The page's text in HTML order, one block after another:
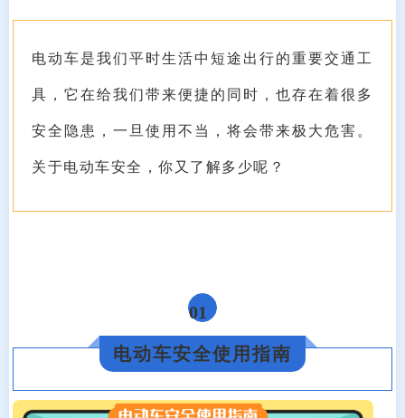
电动车是我们平时生活中短途出行的重要交通工
具，它在给我们带来便捷的同时，也存在着很多
安全隐患，一旦使用不当，将会带来极大危害。
关于电动车安全，你又了解多少呢？
01
电动车安全使用指南